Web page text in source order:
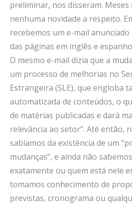
preliminar, nos disseram. Meses
nenhuma novidade a respeito.
recebemos um e-mail
das páginas em inglês e
O mesmo e-mail dizia que a
um processo de melhorias no
Estrangeira (SLE), que engloba
automatizada de conteúdos, o
de matérias publicadas e dará
relevância ao setor”. Até então,
sabíamos da existência de um
mudanças”, e ainda não
exatamente ou quem está nele
tomamos conhecimento de
previstas, cronograma ou